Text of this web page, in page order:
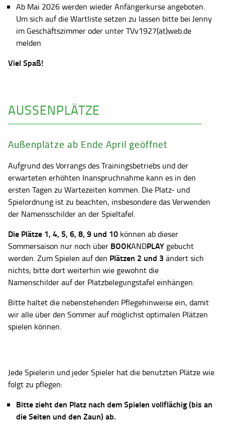
Ab Mai 2026 werden wieder Anfängerkurse angeboten.
Um sich auf die Wartliste setzen zu lassen bitte bei Jenny
im Geschäftszimmer oder unter TVv1927(at)web.de
melden
Viel Spaß!
AUSSENPLÄTZE
Außenplätze ab Ende April geöffnet
Aufgrund des Vorrangs des Trainingsbetriebs und der
erwarteten erhöhten Inanspruchnahme kann es in den
ersten Tagen zu Wartezeiten kommen. Die Platz- und
Spielordnung ist zu beachten, insbesondere das Verwenden
der Namensschilder an der Spieltafel.
Die Plätze 1, 4, 5, 6, 8, 9 und 10 können ab dieser
Sommersaison nur noch über BOOKANDPLAY gebucht
werden. Zum Spielen auf den Plätzen 2 und 3 ändert sich
nichts; bitte dort weiterhin wie gewohnt die
Namenschilder auf der Platzbelegungstafel einhängen.
Bitte haltet die nebenstehenden Pflegehinweise ein, damit
wir alle über den Sommer auf möglichst optimalen Plätzen
spielen können.
Jede Spielerin und jeder Spieler hat die benutzten Plätze wie
folgt zu pflegen:
Bitte zieht den Platz nach dem Spielen vollflächig (bis an
die Seiten und den Zaun) ab.